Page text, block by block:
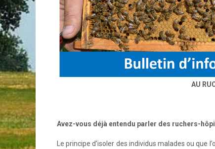
AU
Avez-vous déjà entendu parler des ruchers-
Le principe d’isoler des individus malades ou que